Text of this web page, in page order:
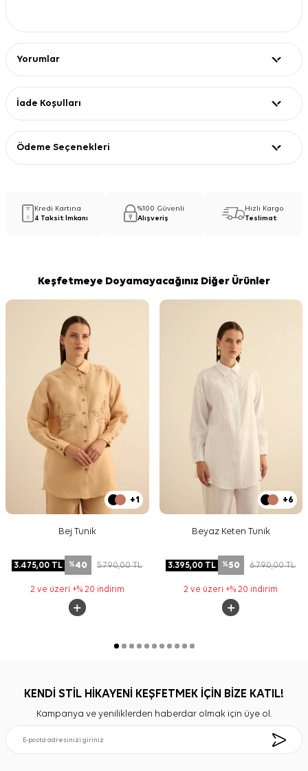
Yorumlar
İade Koşulları
Ödeme Seçenekleri
Kredi Kartına
4 Taksit İmkanı
%100 Güvenli
Alışveriş
Hızlı Kargo
Teslimat
Keşfetmeye Doyamayacağınız Diğer Ürünler
+1
Bej Tunik
3.475,00 TL %40 5.790,00TL
2 ve üzeri +% 20 indirim
+6
Beyaz Keten Tunik
3.395,00 TL %50 6.790,00TL
2 ve üzeri +% 20 indirim
KENDİ STİL HİKAYENİ KEŞFETMEK İÇİN BİZE KATIL!
Kampanya ve yeniliklerden haberdar olmak için üye ol.